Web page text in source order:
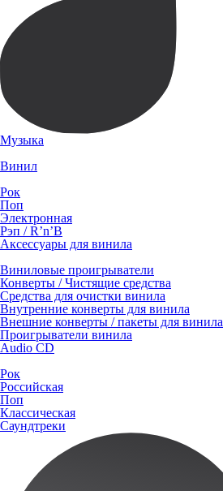
Музыка
Винил
Рок
Поп
Электронная
Рэп / R’n’B
Аксессуары для винила
Виниловые проигрыватели
Конверты / Чистящие средства
Средства для очистки винила
Внутренние конверты для винила
Внешние конверты / пакеты для винила
Проигрыватели винила
Audio CD
Рок
Российская
Поп
Классическая
Саундтреки